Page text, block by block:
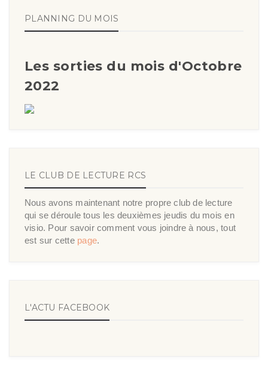
PLANNING DU MOIS
Les sorties du mois d'Octobre
2022
LE CLUB DE LECTURE RCS
Nous avons maintenant notre propre club de lecture
qui se déroule tous les deuxièmes jeudis du mois en
visio. Pour savoir comment vous joindre à nous, tout
est sur cette page.
L'ACTU FACEBOOK